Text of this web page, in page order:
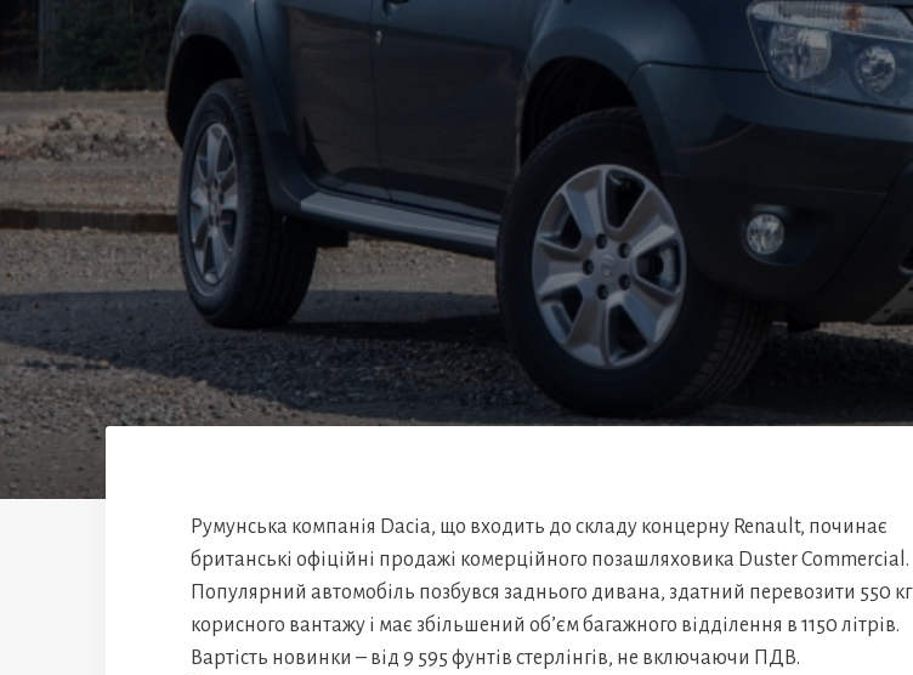
Румунська компанія Dacia, що входить до складу концерну Renault, починає
британські офіційні продажі комерційного позашляховика Duster Commercial.
Популярний автомобіль позбувся заднього дивана, здатний перевозити 550 кг
корисного вантажу і має збільшений об’єм багажного відділення в 1150 літрів.
Вартість новинки – від 9 595 фунтів стерлінгів, не включаючи ПДВ.